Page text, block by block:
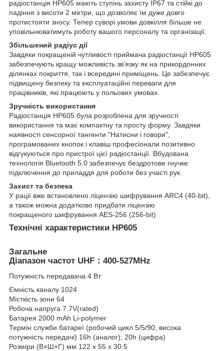
радіостанція HP605 мають ступінь захисту IP67 та стійкі до
падіння з висоти 2 метри, що дозволяє їм дуже довго
протистояти зносу. Тепер суворі умови довкілля більше не
уповільнюватимуть роботу вашого персоналу та організації.
Збільшений радіус дії
Завдяки покращеній чутливості приймача радіостанції HP605
забезпечують кращу можливість зв'язку як на прикордонних
ділянках покриття, так і всередині приміщень. Це забезпечує
підвищену безпеку та експлуатаційні переваги для
працівників, які працюють у польових умовах.
Зручність використання
Радіостанція HP605 була розроблена для зручності
використання та має компактну та просту форму. Завдяки
наявності сенсорної тангенти "Натисни і говори",
програмованих кнопок і клавіш професіонали позитивно
відгукуються про пристрої цієї радіостанції. Вбудована
технологія Bluetooth 5.0 забезпечує бездротове гнучке
підключення до приладдя для роботи без участі рук.
Захист та безпека
У рації вже встановлено ліцензію шифрування ARC4 (40-bit),
а також можна додатково придбати ліцензію
покращеного шифрування AES-256 (256-bit)
Технічні характеристики HP605
Загальне
Діапазон частот UHF：400-527MHz
Потужність передавача 4 Вт
Ємність каналу 1024
Місткість зони 64
Робоча напруга 7.7V(rated)
Батарея 2000 mAh Li-polymer
Термін служби батареї (робочий цикл 5/5/90, висока
потужність передачі) 16h (аналог); 20h (цифра)
Розміри (В×Ш×Г) мм 122 x 55 x 30.5